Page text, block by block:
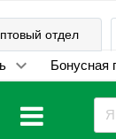
отдел
Бонусная